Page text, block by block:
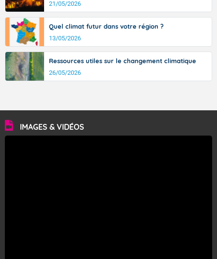
21/05/2026
Quel climat futur dans votre région ?
13/05/2026
Ressources utiles sur le changement climatique
26/05/2026
IMAGES & VIDÉOS